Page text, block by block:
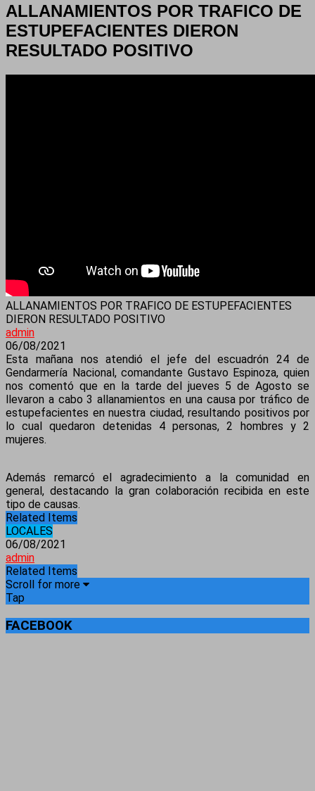
ALLANAMIENTOS POR TRAFICO DE
ESTUPEFACIENTES DIERON
RESULTADO POSITIVO
ALLANAMIENTOS POR TRAFICO DE ESTUPEFACIENTES
DIERON RESULTADO POSITIVO
admin
06/08/2021
Esta mañana nos atendió el jefe del escuadrón 24 de
Gendarmería Nacional, comandante Gustavo Espinoza, quien
nos comentó que en la tarde del jueves 5 de Agosto se
llevaron a cabo 3 allanamientos en una causa por tráfico de
estupefacientes en nuestra ciudad, resultando positivos por
lo cual quedaron detenidas 4 personas, 2 hombres y 2
mujeres.
Además remarcó el agradecimiento a la comunidad en
general, destacando la gran colaboración recibida en este
tipo de causas.
Related Items
LOCALES
06/08/2021
admin
Related Items
Scroll for more
Tap
FACEBOOK